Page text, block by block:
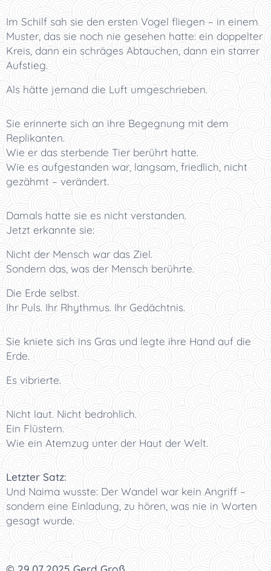
Im Schilf sah sie den ersten Vogel fliegen – in einem
Muster, das sie noch nie gesehen hatte: ein doppelter
Kreis, dann ein schräges Abtauchen, dann ein starrer
Aufstieg.
Als hätte jemand die Luft umgeschrieben.
Sie erinnerte sich an ihre Begegnung mit dem
Replikanten.
Wie er das sterbende Tier berührt hatte.
Wie es aufgestanden war, langsam, friedlich, nicht
gezähmt – verändert.
Damals hatte sie es nicht verstanden.
Jetzt erkannte sie:
Nicht der Mensch war das Ziel.
Sondern das, was der Mensch berührte.
Die Erde selbst.
Ihr Puls. Ihr Rhythmus. Ihr Gedächtnis.
Sie kniete sich ins Gras und legte ihre Hand auf die
Erde.
Es vibrierte.
Nicht laut. Nicht bedrohlich.
Ein Flüstern.
Wie ein Atemzug unter der Haut der Welt.
Letzter Satz:
Und Naima wusste: Der Wandel war kein Angriff –
sondern eine Einladung, zu hören, was nie in Worten
gesagt wurde.